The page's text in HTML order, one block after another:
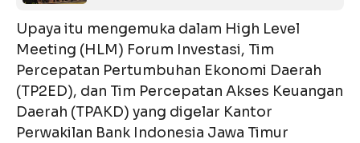
Upaya itu mengemuka dalam High Level
Meeting (HLM) Forum Investasi, Tim
Percepatan Pertumbuhan Ekonomi Daerah
(TP2ED), dan Tim Percepatan Akses Keuangan
Daerah (TPAKD) yang digelar Kantor
Perwakilan Bank Indonesia Jawa Timur